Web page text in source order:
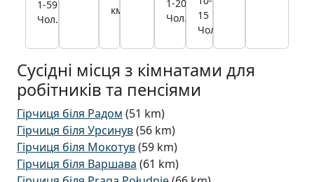
1-59
Чол.
7,4
км
1-20
Чол.
22,0
км15
Чол.
Сусідні місця з кімнатами для
робітників та пенсіями
Гірчиця біля Радом (51 km)
Гірчиця біля Урсинув(56 km)
Гірчиця біля Мокотув(59 km)
Гірчиця біля Варшава (61 km)